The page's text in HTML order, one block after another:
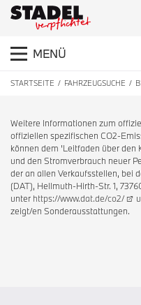
MENÜ
STARTSEITE FAHRZEUGSUCHE
Weitere Informationen zum
offiziellen spezifischen CO2-
können dem 'Leitfaden über den
und den Stromverbrauch neuer
der an allen Verkaufsstellen, bei
(DAT), Hellmuth-Hirth-Str. 1,
unter https://www.dat.de/co2/
zeigt/en Sonderausstattungen.